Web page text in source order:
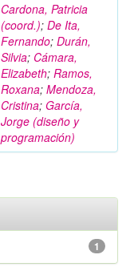
Cardona, Patricia
(coord.); De Ita,
Fernando; Durán,
Silvia; Cámara,
Elizabeth; Ramos,
Roxana; Mendoza,
Cristina; García,
Jorge (diseño y
programación)
1